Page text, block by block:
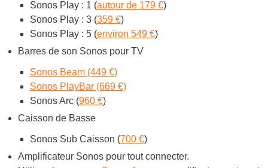
Sonos Play : 1 (autour de 179 €)
Sonos Play : 3 (359 €)
Sonos Play : 5 (environ 549 €)
Barres de son Sonos pour TV
Sonos Beam (449 €)
Sonos PlayBar (669 €)
Sonos Arc (960 €)
Caisson de Basse
Sonos Sub Caisson (700 €)
Amplificateur Sonos pour tout connecter.